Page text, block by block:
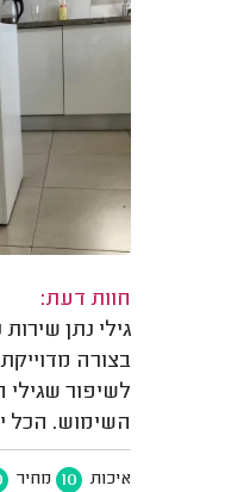
חוות דעת:
גילי נתן
בצורה
לשיפור
השימוש. הכל
איכות 10 מחיר